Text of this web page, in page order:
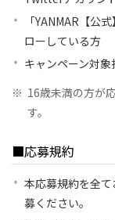
「YANMAR【公
ローしている方
キャンペーン対
※ 16歳未満の方が
す。
■応募規約
本応募規約を全
募ください。